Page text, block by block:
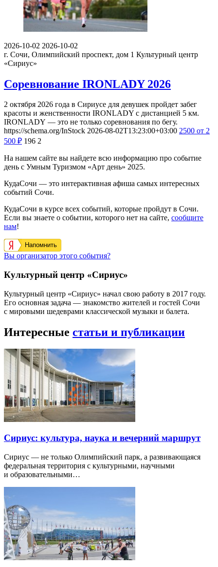
2026-10-02 2026-10-02
г. Сочи, Олимпийский проспект, дом 1 Культурный центр
«Сириус»
Соревнование IRONLADY 2026
2 октября 2026 года в Сириусе для девушек пройдет забег
красоты и женственности IRONLADY с дистанцией 5 км.
IRONLADY — это не только соревнования по бегу.
https://schema.org/InStock 2026-08-02T13:23:00+03:00 2500 от 2
500 ₽ 196 2
На нашем сайте вы найдете всю информацию про событие
день с Умным Туризмом «Арт день» 2025.
КудаСочи — это интерактивная афиша самых интересных
событий Сочи.
КудаСочи в курсе всех событий, которые пройдут в Сочи.
Если вы знаете о событии, которого нет на сайте, сообщите
нам!
Напомнить
Вы организатор этого события?
Культурный центр «Сириус»
Культурный центр «Сириус» начал свою работу в 2017 году.
Его основная задача — знакомство жителей и гостей Сочи
с мировыми шедеврами классической музыки и балета.
Интересные статьи и публикации
Сириус: культура, наука и вечерний маршрут
Сириус — не только Олимпийский парк, а развивающаяся
федеральная территория с культурными, научными
и образовательными…